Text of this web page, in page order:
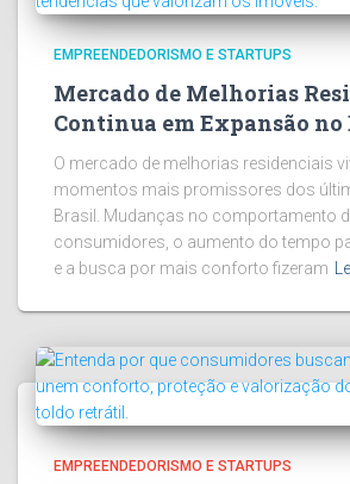
EMPREENDEDORISMO E STARTUPS
Mercado de Melhorias
Continua em Expansão no
O mercado de melhorias residenciais
momentos mais promissores dos
Brasil. Mudanças no comportamento
consumidores, o aumento do tempo
e a busca por mais conforto fizeram
EMPREENDEDORISMO E STARTUPS